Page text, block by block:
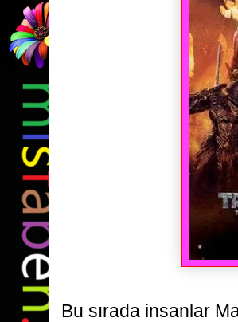
Bu sırada insanlar